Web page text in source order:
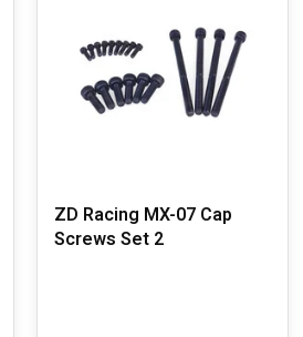
ZD Racing MX-07 Cap
Screws Set 2